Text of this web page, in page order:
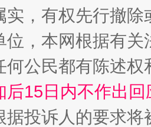
实，有权先行撤
位，本网根据有
何公民都有陈述
后15日内不作出
据投诉人的要求将